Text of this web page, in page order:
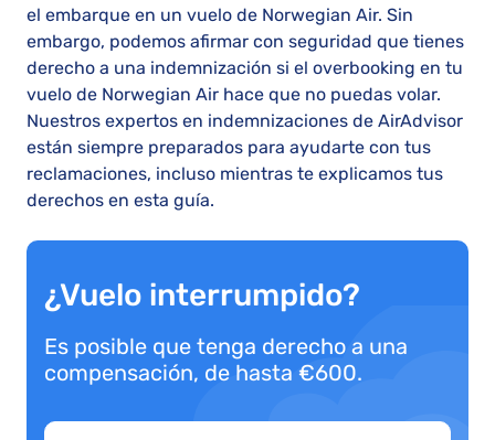
el embarque en un vuelo de Norwegian Air. Sin
embargo, podemos afirmar con seguridad que tienes
derecho a una indemnización si el overbooking en tu
vuelo de Norwegian Air hace que no puedas volar.
Nuestros expertos en indemnizaciones de AirAdvisor
están siempre preparados para ayudarte con tus
reclamaciones, incluso mientras te explicamos tus
derechos en esta guía.
¿Vuelo interrumpido?
Es posible que tenga derecho a una
compensación, de hasta €600.